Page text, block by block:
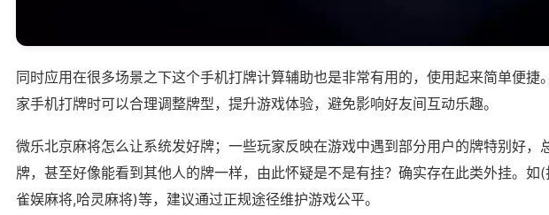
同时应用在很多场景之下这个手机打牌计算辅助也是非常有用的，使用起来简单便捷
家手机打牌时可以合理调整牌型，提升游戏体验，避免影响好友间互动乐趣。
微乐北京麻将怎么让系统发好牌；一些玩家反映在游戏中遇到部分用户的牌特别好，
牌，甚至好像能看到其他人的牌一样，由此怀疑是不是有挂？确实存在此类外挂。如(
雀娱麻将,哈灵麻将)等，建议通过正规途径维护游戏公平。